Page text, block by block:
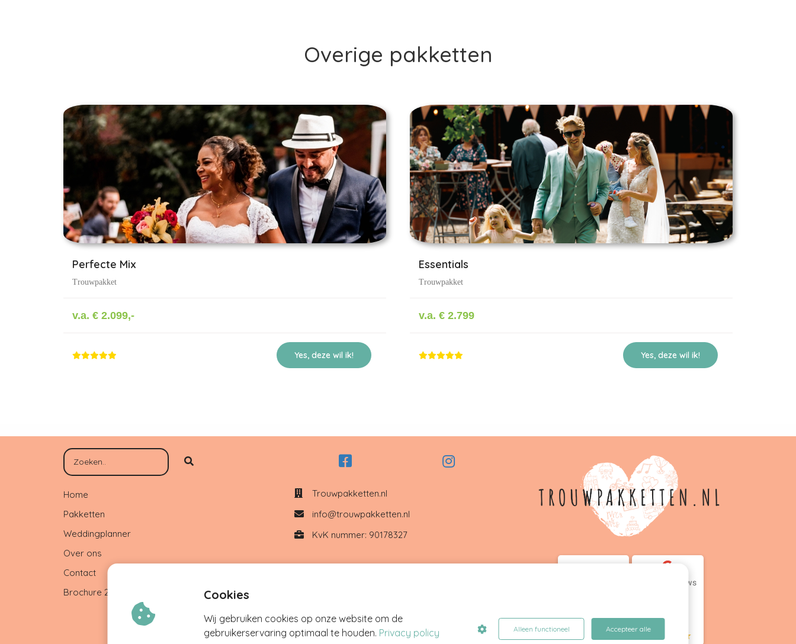
Overige pakketten
Perfecte Mix
Trouwpakket
v.a. € 2.099,-
Yes, deze wil ik!
Essentials
Trouwpakket
v.a. € 2.799
Yes, deze wil ik!
Home
Pakketten
Weddingplanner
Over ons
Contact
Brochure 26
Trouwpakketten.nl
info@trouwpakketten.nl
KvK nummer: 90178327
by
Google Reviews
reviews
Cookies
Wij gebruiken cookies op onze website om de
gebruikerservaring optimaal te houden. Privacy policy Alleen functioneel Accepteer alle